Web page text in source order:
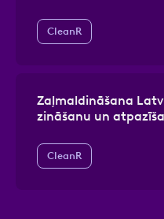
CleanR
Zaļmaldināšana
zināšanu un
CleanR